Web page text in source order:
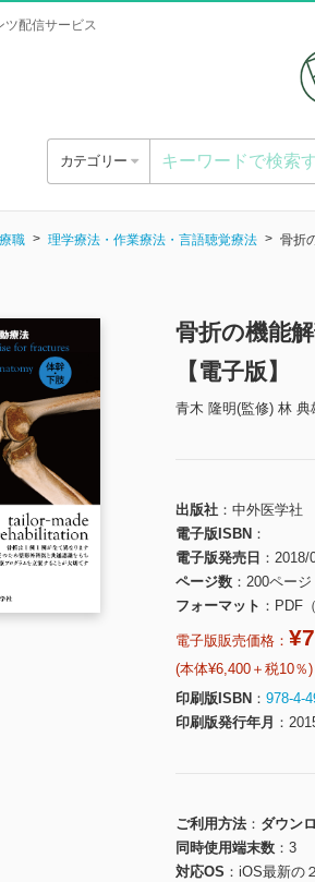
ツ配信サービス
カテゴリー
職 理学療法・作業療法・言語聴覚療法 骨折
骨折の機能
【電子版】
青木 隆明(監修) 林 典
出版社
中外医学社
電子版ISBN
電子版発売日
2018/
ページ数
200ページ
フォーマット
PDF
電子版販売価格：
(本体¥6,400＋税10％)
印刷版ISBN
978-4-
印刷版発行年月
ご利用方法
ダウン
同時使用端末数
3
対応OS
iOS最新の